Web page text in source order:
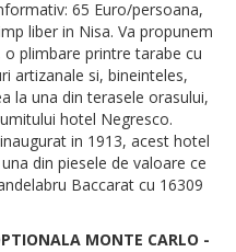
65 Euro/persoana,
liber in Nisa. Va propunem
plimbare printre tarabe cu
artizanale si, bineinteles,
la una din terasele orasului,
hotel Negresco.
in 1913, acest hotel
din piesele de valoare ce
Baccarat cu 16309
MONTE CARLO -